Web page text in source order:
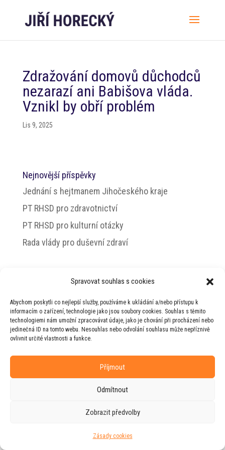
Spravovat souhlas s cookies
Abychom poskytli co nejlepší služby, používáme k ukládání a/nebo přístupu k
informacím o zařízení, technologie jako jsou soubory cookies. Souhlas s těmito
technologiemi nám umožní zpracovávat údaje, jako je chování při procházení nebo
jedinečná ID na tomto webu. Nesouhlas nebo odvolání souhlasu může nepříznivě
ovlivnit určité vlastnosti a funkce.
Příjmout
Odmítnout
Zobrazit předvolby
Zásady cookies
Zdražování domovů důchodců
nezarazí ani Babišova vláda.
Vznikl by obří problém
Lis 9, 2025
Nejnovější příspěvky
Jednání s hejtmanem Jihočeského kraje
PT RHSD pro zdravotnictví
PT RHSD pro kulturní otázky
Rada vlády pro duševní zdraví
Horeckého
Web vytvořila firmaRUDIve spolupráci s
agenturou